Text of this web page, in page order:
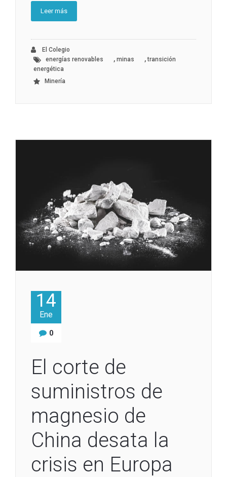
Leer más
El Colegio
energías renovables
, minas ,transición
energética
Minería
14
Ene
0
El corte de
suministros de
magnesio de
China desata la
crisis en Europa